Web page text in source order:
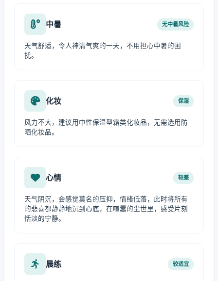
中暑 无中暑风险
天气舒适，令人神清气爽的一天，不用担心中暑的困
扰。
化妆 保湿
风力不大，建议用中性保湿型霜类化妆品，无需选用防
晒化妆品。
心情 较差
天气阴沉，会感觉莫名的压抑，情绪低落，此时将所有
的悲喜都静静地沉到心底，在喧嚣的尘世里，感受片刻
恬淡的宁静。
晨练 较适宜